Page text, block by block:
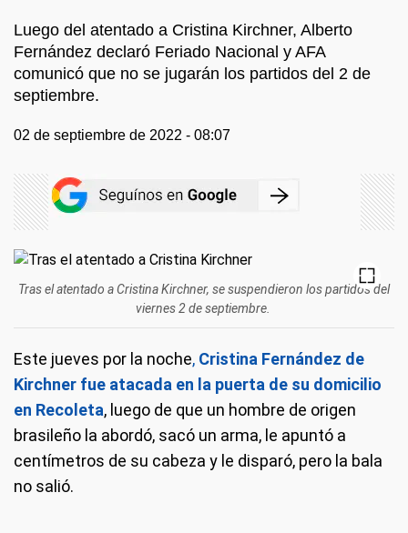
Luego del atentado a Cristina Kirchner, Alberto
Fernández declaró Feriado Nacional y AFA
comunicó que no se jugarán los partidos del 2 de
septiembre.
02 de septiembre de 2022 - 08:07
Tras el atentado a Cristina Kirchner, se suspendieron los partidos del
viernes 2 de septiembre.
Este jueves por la noche, Cristina Fernández de
Kirchner fue atacada en la puerta de su domicilio
en Recoleta, luego de que un hombre de origen
brasileño la abordó, sacó un arma, le apuntó a
centímetros de su cabeza y le disparó, pero la bala
no salió.